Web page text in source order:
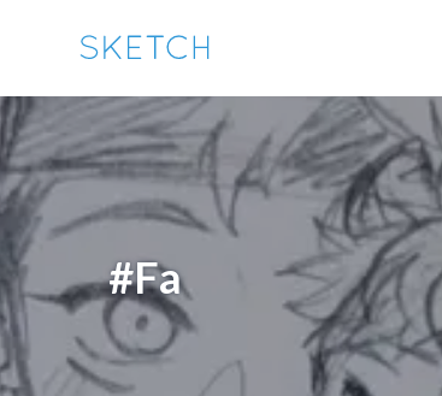
プライパシーポリシー を改定しました。
pixiv Sketchアプリでさらに快適に！
アプリで開く アプリをインストール
#Fa